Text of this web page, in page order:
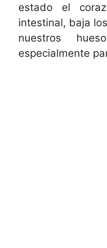
estado el
intestinal, baja
nuestros
especialmente